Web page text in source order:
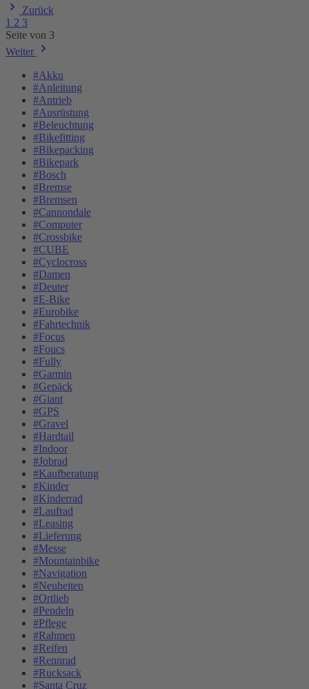
Zurück
1 2 3
Seite von 3
Weiter
#Akku
#Anleitung
#Antrieb
#Ausrüstung
#Beleuchtung
#Bikefitting
#Bikepacking
#Bikepark
#Bosch
#Bremse
#Bremsen
#Cannondale
#Computer
#Crossbike
#CUBE
#Cyclocross
#Damen
#Deuter
#E-Bike
#Eurobike
#Fahrtechnik
#Focus
#Foucs
#Fully
#Garmin
#Gepäck
#Giant
#GPS
#Gravel
#Hardtail
#Indoor
#Jobrad
#Kaufberatung
#Kinder
#Kinderrad
#Laufrad
#Leasing
#Lieferung
#Messe
#Mountainbike
#Navigation
#Neuheiten
#Ortlieb
#Pendeln
#Pflege
#Rahmen
#Reifen
#Rennrad
#Rucksack
#Santa Cruz